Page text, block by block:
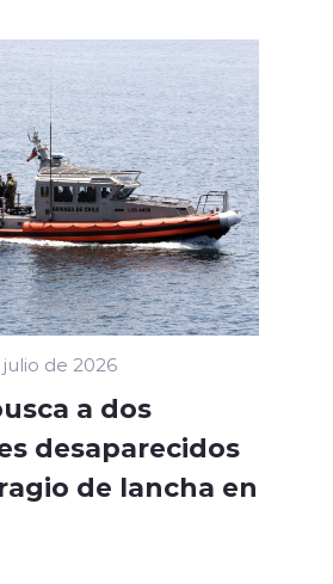
de 2026
a dos
desaparecidos
de lancha en